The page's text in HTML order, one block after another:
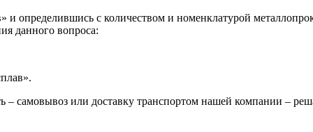
определившись с количеством и номенклатурой
данного вопроса:
– самовывоз или доставку транспортом нашей компании –